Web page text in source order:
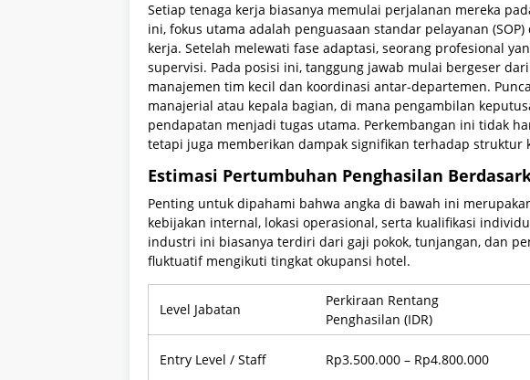
Setiap tenaga kerja biasanya memulai perjalanan mereka
ini, fokus utama adalah penguasaan standar pelayanan
kerja. Setelah melewati fase adaptasi, seorang profesional
supervisi. Pada posisi ini, tanggung jawab mulai bergeser
manajemen tim kecil dan koordinasi antar-departemen.
manajerial atau kepala bagian, di mana pengambilan
pendapatan menjadi tugas utama. Perkembangan ini tidak
tetapi juga memberikan dampak signifikan terhadap struktur
Estimasi Pertumbuhan Penghasilan
Penting untuk dipahami bahwa angka di bawah ini
kebijakan internal, lokasi operasional, serta kualifikasi
industri ini biasanya terdiri dari gaji pokok, tunjangan, dan
fluktuatif mengikuti tingkat okupansi hotel.
Level Jabatan
Perkiraan Rentang
Penghasilan (IDR)
Entry Level / Staff Rp3.500.000 – Rp4.800.000